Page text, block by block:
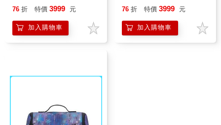
76 折 特價 3999 元
加入購物車
76 折 特價 3999 元
加入購物車